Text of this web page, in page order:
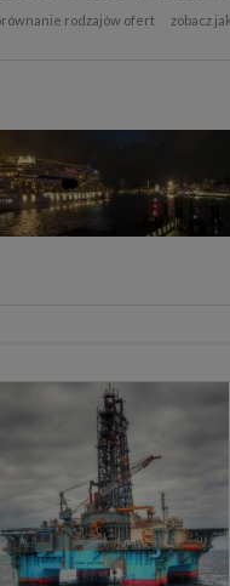
rodzajów ofert zobacz